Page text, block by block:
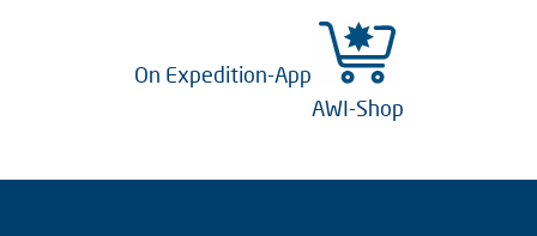
On Expedition-App
AWI-Shop